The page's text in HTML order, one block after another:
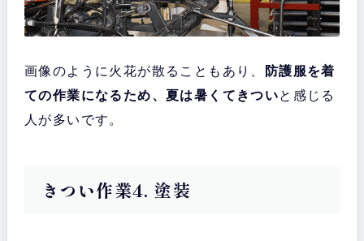
画像のように火花が散ることもあり、
防護服を着
ての作業になるため、夏は暑くてきついと感じる
人が多いです。
きつい作業4. 塗装